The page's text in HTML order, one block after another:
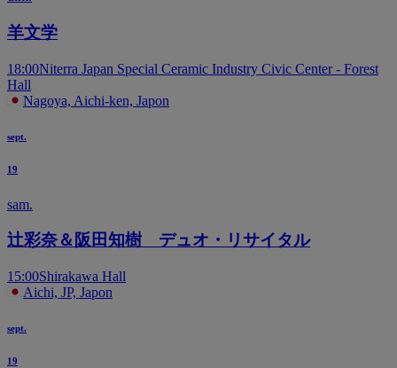
羊文学
18:00Niterra Japan Special Ceramic Industry Civic Center - Forest
Hall
Nagoya, Aichi-ken, Japon
sept.
19
sam.
辻彩奈＆阪田知樹 デュオ・リサイタル
15:00Shirakawa Hall
Aichi, JP, Japon
sept.
19